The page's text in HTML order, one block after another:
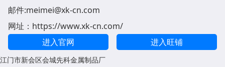
邮件:meimei@xk-cn.com
网址： https://www.xk-cn.com/
进入官网
进入旺铺
江门市新会区会城先科金属制品厂